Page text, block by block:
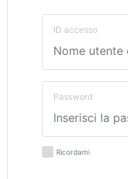
ID accesso
Password
Ricordami